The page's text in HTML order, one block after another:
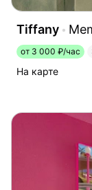
Tiffany
от 3 000 ₽/час
На карте